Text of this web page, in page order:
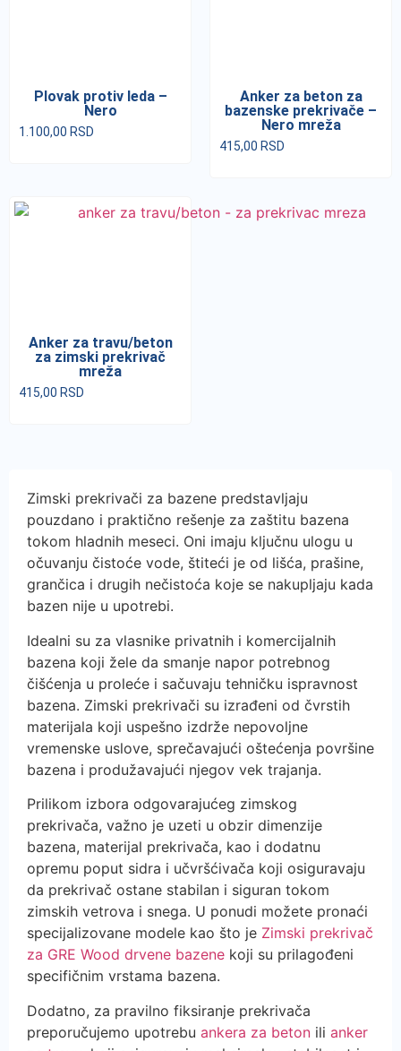
Plovak protiv leda –
Nero
1.100,00 RSD
Anker za beton za
bazenske prekrivače –
Nero mreža
415,00 RSD
Anker za travu/beton
za zimski prekrivač
mreža
415,00 RSD
Zimski prekrivači za bazene predstavljaju
pouzdano i praktično rešenje za zaštitu bazena
tokom hladnih meseci. Oni imaju ključnu ulogu u
očuvanju čistoće vode, štiteći je od lišća, prašine,
grančica i drugih nečistoća koje se nakupljaju kada
bazen nije u upotrebi.
Idealni su za vlasnike privatnih i komercijalnih
bazena koji žele da smanje napor potrebnog
čišćenja u proleće i sačuvaju tehničku ispravnost
bazena. Zimski prekrivači su izrađeni od čvrstih
materijala koji uspešno izdrže nepovoljne
vremenske uslove, sprečavajući oštećenja površine
bazena i produžavajući njegov vek trajanja.
Prilikom izbora odgovarajućeg zimskog
prekrivača, važno je uzeti u obzir dimenzije
bazena, materijal prekrivača, kao i dodatnu
opremu poput sidra i učvršćivača koji osiguravaju
da prekrivač ostane stabilan i siguran tokom
zimskih vetrova i snega. U ponudi možete pronaći
specijalizovane modele kao što je Zimski prekrivač
za GRE Wood drvene bazene koji su prilagođeni
specifičnim vrstama bazena.
Dodatno, za pravilno fiksiranje prekrivača
preporučujemo upotrebu ankera za beton ili anker